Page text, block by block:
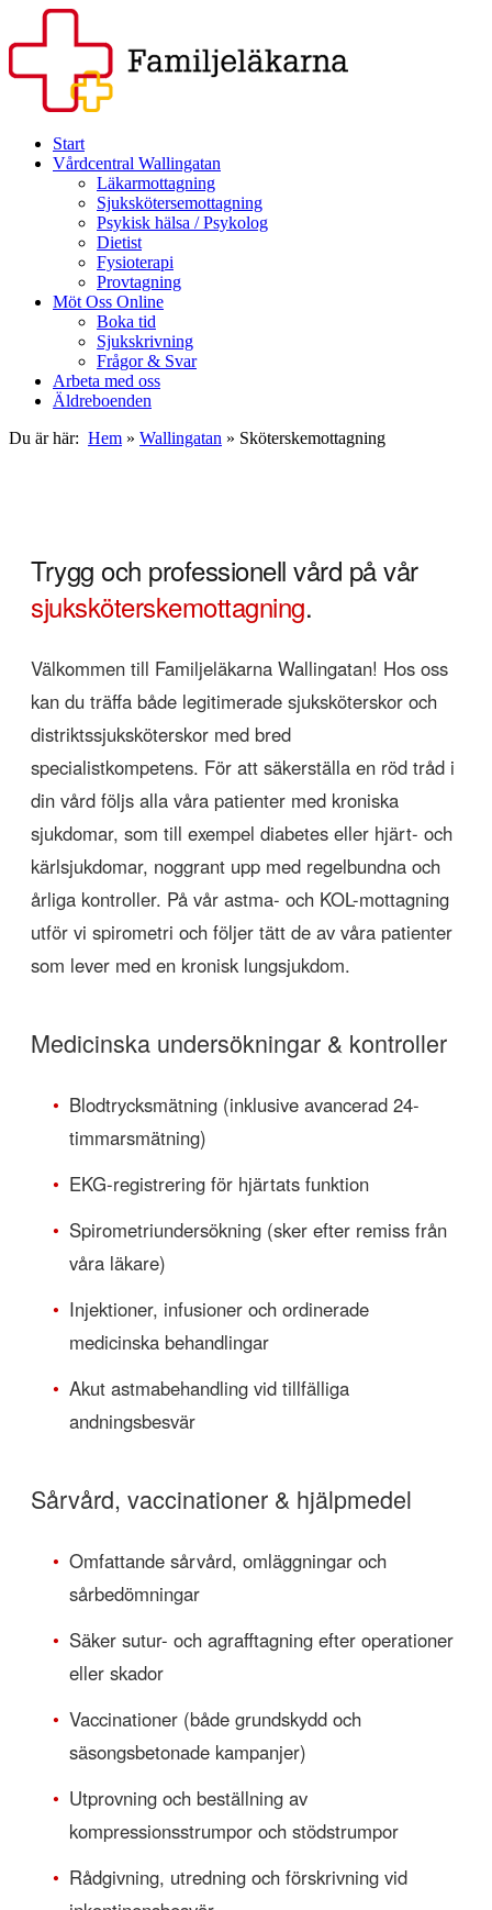
Start
Vårdcentral Wallingatan
Läkarmottagning
Sjukskötersemottagning
Psykisk hälsa / Psykolog
Dietist
Fysioterapi
Provtagning
Möt Oss Online
Boka tid
Sjukskrivning
Frågor & Svar
Arbeta med oss
Äldreboenden
Du är här: Hem » Wallingatan » Sköterskemottagning
Trygg och professionell vård på vår
sjuksköterskemottagning.
Välkommen till Familjeläkarna Wallingatan! Hos oss
kan du träffa både legitimerade sjuksköterskor och
distriktssjuksköterskor med bred
specialistkompetens. För att säkerställa en röd tråd i
din vård följs alla våra patienter med kroniska
sjukdomar, som till exempel diabetes eller hjärt- och
kärlsjukdomar, noggrant upp med regelbundna och
årliga kontroller. På vår astma- och KOL-mottagning
utför vi spirometri och följer tätt de av våra patienter
som lever med en kronisk lungsjukdom.
Medicinska undersökningar & kontroller
• Blodtrycksmätning (inklusive avancerad 24-
timmarsmätning)
• EKG-registrering för hjärtats funktion
• Spirometriundersökning (sker efter remiss från
våra läkare)
• Injektioner, infusioner och ordinerade
medicinska behandlingar
• Akut astmabehandling vid tillfälliga
andningsbesvär
Sårvård, vaccinationer & hjälpmedel
• Omfattande sårvård, omläggningar och
sårbedömningar
• Säker sutur- och agrafftagning efter operationer
eller skador
• Vaccinationer (både grundskydd och
säsongsbetonade kampanjer)
• Utprovning och beställning av
kompressionsstrumpor och stödstrumpor
• Rådgivning, utredning och förskrivning vid